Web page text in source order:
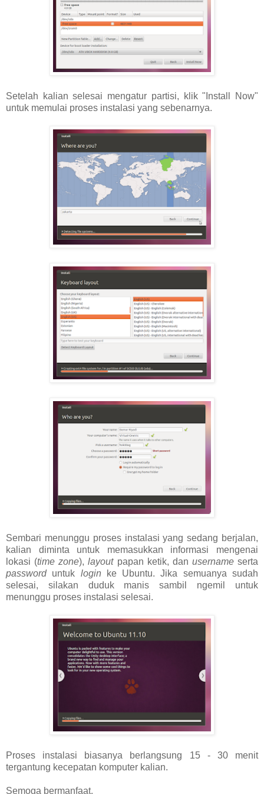
Setelah kalian selesai mengatur partisi, klik "Install Now"
untuk memulai proses instalasi yang sebenarnya.
Sembari menunggu proses instalasi yang sedang berjalan,
kalian diminta untuk memasukkan informasi mengenai
lokasi (time zone),layoutpapan ketik, dan usernameserta
passworduntuk login
ke Ubuntu. Jika semuanya sudah
selesai, silakan duduk manis sambil ngemil untuk
menunggu proses instalasi selesai.
Proses instalasi biasanya berlangsung 15 - 30 menit
tergantung kecepatan komputer kalian.
Semoga bermanfaat.